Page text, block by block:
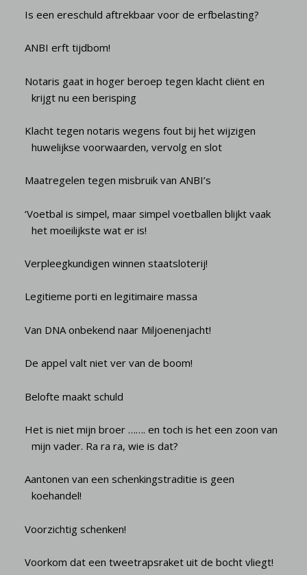
Is een ereschuld aftrekbaar voor de erfbelasting?
ANBI erft tijdbom!
Notaris gaat in hoger beroep tegen klacht cliënt en
krijgt nu een berisping
Klacht tegen notaris wegens fout bij het wijzigen
huwelijkse voorwaarden, vervolg en slot
Maatregelen tegen misbruik van ANBI’s
‘Voetbal is simpel, maar simpel voetballen blijkt vaak
het moeilijkste wat er is!
Verpleegkundigen winnen staatsloterij!
Legitieme porti en legitimaire massa
Van DNA onbekend naar Miljoenenjacht!
De appel valt niet ver van de boom!
Belofte maakt schuld
Het is niet mijn broer ……. en toch is het een zoon van
mijn vader. Ra ra ra, wie is dat?
Aantonen van een schenkingstraditie is geen
koehandel!
Voorzichtig schenken!
Voorkom dat een tweetrapsraket uit de bocht vliegt!